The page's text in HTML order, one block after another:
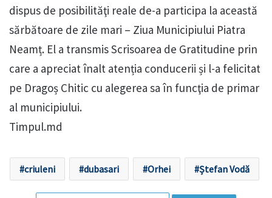
dispus de posibilităţi reale de-a participa la această
sărbătoare de zile mari – Ziua Municipiului Piatra
Neamț. El a transmis Scrisoarea de Gratitudine prin
care a apreciat înalt atenția conducerii și l-a felicitat
pe Dragoș Chitic cu alegerea sa în funcţia de primar
al municipiului.
Timpul.md
criuleni dubasari Orhei Ștefan Vodă